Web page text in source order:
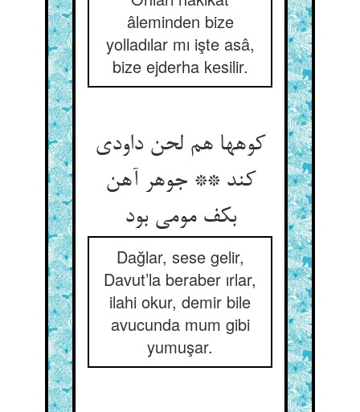
âleminden bize
yolladılar mı işte asâ,
bize ejderha kesilir.
کوهها هم لحن داودی
کند ** جوهر آهن
بکف مومی بود
Dağlar, sese gelir,
Davut’la beraber ırlar,
ilahi okur, demir bile
avucunda mum gibi
yumuşar.